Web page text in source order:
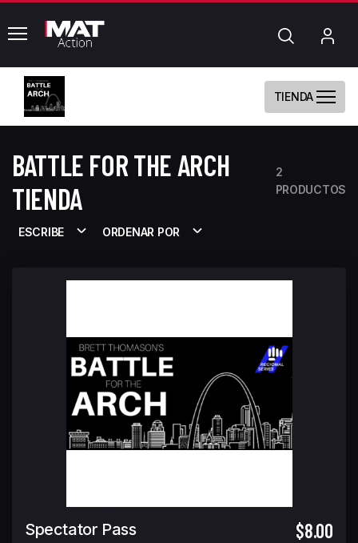
common.menu Búsqueda
TIENDA
BATTLE FOR THE ARCH
TIENDA
2
PRODUCTOS
ESCRIBE ORDENAR POR
Spectator Pass $8.00